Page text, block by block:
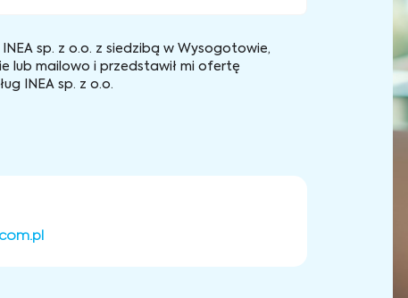
sp. z o.o. z siedzibą w Wysogotowie,
lub mailowo i przedstawił mi ofertę
INEA sp. z o.o.